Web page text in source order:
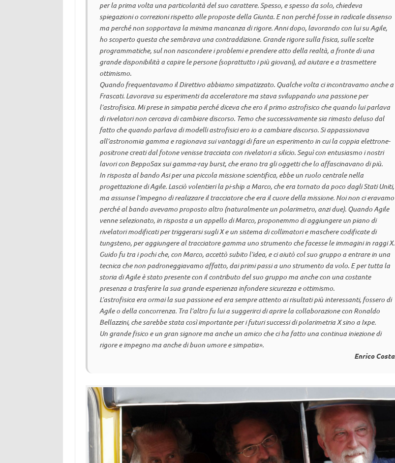
per la prima volta una particolarità del suo carattere. Spesso, e spesso da solo, chiedeva
spiegazioni o correzioni rispetto alle proposte della Giunta. E non perché fosse in radicale dissenso
ma perché non sopportava la minima mancanza di rigore. Anni dopo, lavorando con lui su Agile,
ho scoperto questa che sembrava una contraddizione. Grande rigore sulla fisica, sulle scelte
programmatiche, sul non nascondere i problemi e prendere atto della realtà, a fronte di una
grande disponibilità a capire le persone (soprattutto i più giovani), ad aiutare e a trasmettere
ottimismo.
Quando frequentavamo il Direttivo abbiamo simpatizzato. Qualche volta ci incontravamo anche a
Frascati. Lavorava su esperimenti da acceleratore ma stava sviluppando una passione per
l’astrofisica. Mi prese in simpatia perché diceva che ero il primo astrofisico che quando lui parlava
di rivelatori non cercava di cambiare discorso. Temo che successivamente sia rimasto deluso dal
fatto che quando parlava di modelli astrofisici ero io a cambiare discorso. Si appassionava
all’astronomia gamma e ragionava sui vantaggi di fare un esperimento in cui la coppia elettrone-
positrone creati dal fotone venisse tracciata con rivelatori a silicio. Seguì con entusiasmo i nostri
lavori con BeppoSax suigamma-ray burst, che erano tra gli oggetti che lo affascinavano di più.
In risposta al bando Asi per una piccola missione scientifica, ebbe un ruolo centrale nella
progettazione di Agile. Lasciò volentieri la pi-shipa Marco, che era tornato da poco dagli Stati Uniti,
ma assunse l’impegno di realizzare il tracciatore che era il cuore della missione. Noi non ci eravamo
perché al bando avevamo proposto altro (naturalmente un polarimetro, anzi due). Quando Agile
venne selezionato, in risposta a un appello di Marco, proponemmo di aggiungere un piano di
rivelatori modificati per triggerarsi sugli X e un sistema di collimatori e maschere codificate di
tungsteno, per aggiungere al tracciatore gamma uno strumento che facesse le immagini in raggi X.
Guido fu tra i pochi che, con Marco, accettò subito l’idea, e ci aiutò col suo gruppo a entrare in una
tecnica che non padroneggiavamo affatto, dai primi passi a uno strumento da volo. E per tutta la
storia di Agile è stato presente con il contributo del suo gruppo ma anche con una costante
presenza a trasferire la sua grande esperienza infondere sicurezza e ottimismo.
L’astrofisica era ormai la sua passione ed era sempre attento ai risultati più interessanti, fossero di
Agile o della concorrenza. Tra l’altro fu lui a suggerirci di aprire la collaborazione con Ronaldo
Bellazzini, che sarebbe stata così importante per i futuri successi di polarimetria X sino a Ixpe.
Un grande fisico e un gran signore ma anche un amico che ci ha fatto una continua iniezione di
rigore e impegno ma anche di buon umore e simpatia».
Enrico Costa